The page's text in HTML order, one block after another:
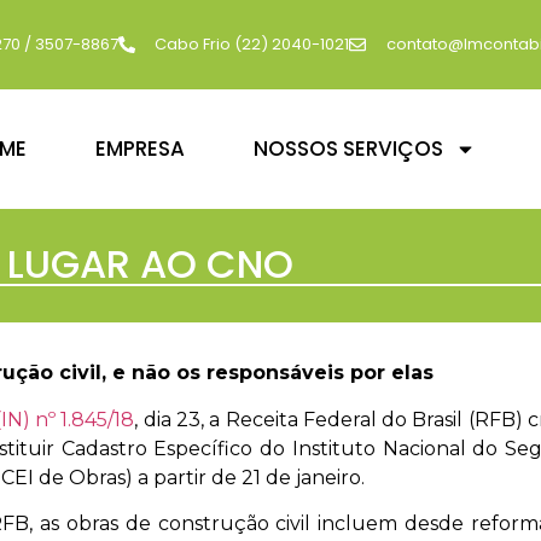
/ 3507-8867 Cabo Frio (22) 2040-1021
EMPRESA NOSSOS SERVIÇOS
AO CNO
civil, e não os responsáveis por elas
nº 1.845/18, dia 23, a Receita Federal do Brasil (RFB)
Cadastro Específico do Instituto Nacional do
de Obras) a partir de 21 de janeiro.
as obras de construção civil incluem desde